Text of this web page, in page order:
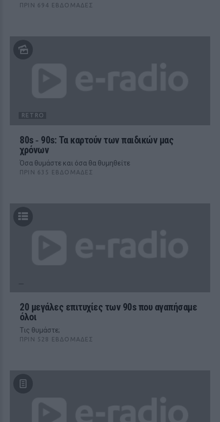
ΠΡΙΝ 694 ΕΒΔΟΜΆΔΕΣ
RETRO
80s ‑ 90s: Τα καρτούν των παιδικών μας
χρόνων
Όσα θυμάστε και όσα θα θυμηθείτε
ΠΡΙΝ 635 ΕΒΔΟΜΆΔΕΣ
20 μεγάλες επιτυχίες των 90s που αγαπήσαμε
όλοι
Τις θυμάστε;
ΠΡΙΝ 528 ΕΒΔΟΜΆΔΕΣ